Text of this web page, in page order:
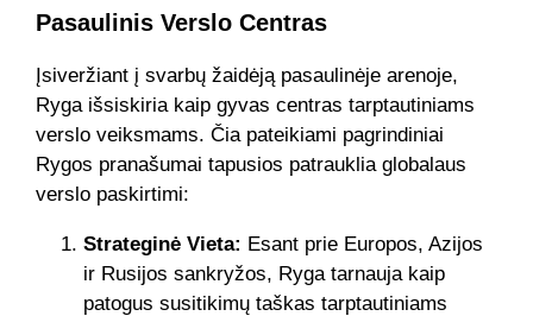
Pasaulinis Verslo Centras
Įsiveržiant į svarbų žaidėją pasaulinėje arenoje,
Ryga išsiskiria kaip gyvas centras tarptautiniams
verslo veiksmams. Čia pateikiami pagrindiniai
Rygos pranašumai tapusios patrauklia globalaus
verslo paskirtimi:
Strateginė Vieta: Esant prie Europos, Azijos
ir Rusijos sankryžos, Ryga tarnauja kaip
patogus susitikimų taškas tarptautiniams